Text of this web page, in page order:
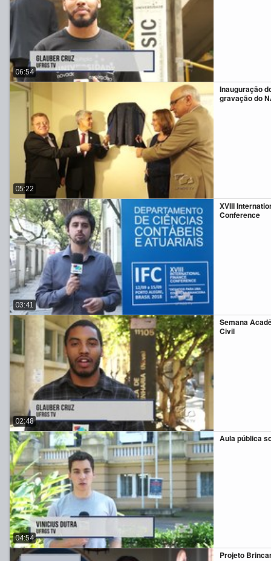
06:54
Inauguração
gravação do
05:22
XVIII
Conference
03:41
Semana
Civil
02:48
Aula pública
04:54
Projeto